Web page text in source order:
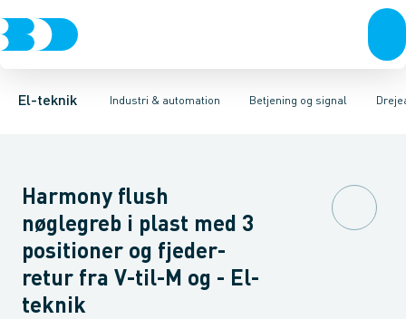
El-teknik Industri & automation
Afbrydere, stikkontakter & lampeudtagForgreningsmateriel
Betjening og signal
Industristiksystemer Frekvensomformere og softstartere
TrykknaphovedLystårn element, optiskTilslutningsmodul
Harmony flush
nøglegreb i plast med 3
positioner og fjeder-
retur fra V-til-M og - El-
teknik